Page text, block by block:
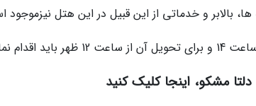
بالابر و خدماتی از این قبیل در این هتل
نمایید.
مشکو، اینجا کلیک کنید